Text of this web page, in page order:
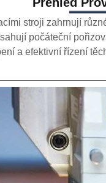
stroji zahrnují
počáteční
a efektivní řízení